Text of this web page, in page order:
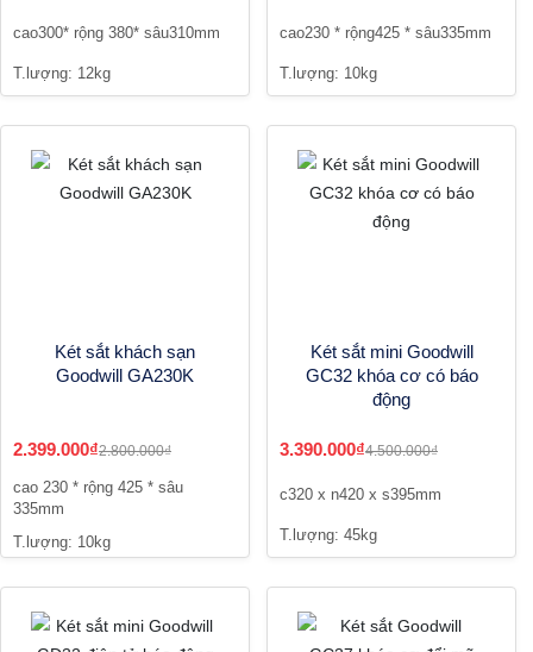
cao300* rộng 380* sâu310mm
T.lượng: 12kg
cao230 * rộng425 * sâu335mm
T.lượng: 10kg
Két sắt khách sạn
Goodwill GA230K
2.399.000₫2.800.000₫
cao 230 * rộng 425 * sâu
335mm
T.lượng: 10kg
Két sắt mini Goodwill
GC32 khóa cơ có báo
động
3.390.000₫4.500.000₫
c320 x n420 x s395mm
T.lượng: 45kg